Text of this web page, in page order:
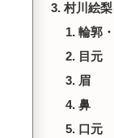
村川絵
輪郭
目元
眉
鼻
口元